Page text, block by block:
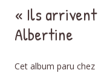
« Ils arrivent
Albertine
Cet album paru chez